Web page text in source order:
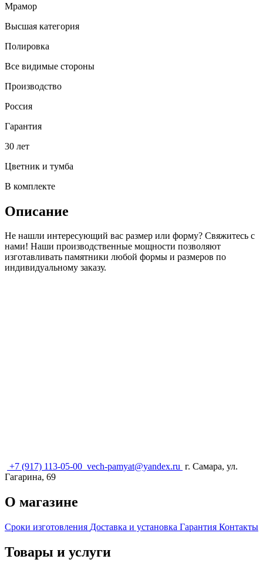
Мрамор
Высшая категория
Полировка
Все видимые стороны
Производство
Россия
Гарантия
30 лет
Цветник и тумба
В комплекте
Описание
Не нашли интересующий вас размер или форму? Свяжитесь с
нами! Наши производственные мощности позволяют
изготавливать памятники любой формы и размеров по
индивидуальному заказу.
+7 (917) 113-05-00 vech-pamyat@yandex.ru г. Самара, ул.
Гагарина, 69
О магазине
Сроки изготовления Доставка и установка Гарантия Контакты
Товары и услуги